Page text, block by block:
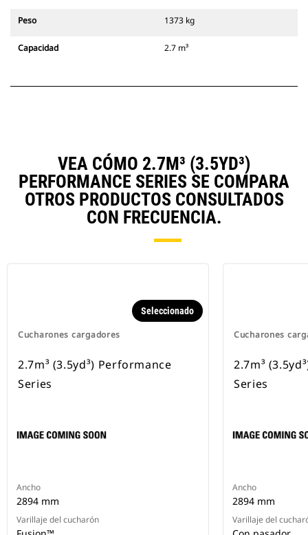
Peso 1373 kg
Capacidad 2.7 m³
VEA CÓMO 2.7M³ (3.5YD³)
PERFORMANCE SERIES SE COMPARA
OTROS PRODUCTOS CONSULTADOS
CON FRECUENCIA.
Cucharones cargadores
Seleccionado
2.7m³ (3.5yd³) Performance
Series
Ancho
2894 mm
Varillaje del cucharón
Cucharones
2.7m³
Series
Ancho
2894 mm
Varillaje del